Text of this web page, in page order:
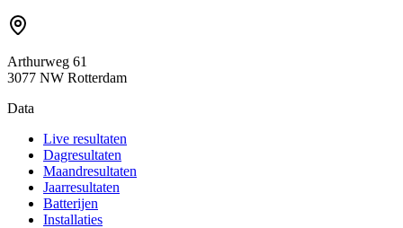
Arthurweg 61
3077 NW Rotterdam
Data
Live resultaten
Dagresultaten
Maandresultaten
Jaarresultaten
Batterijen
Installaties